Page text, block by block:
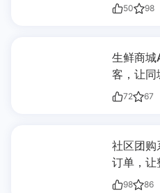
50 98
生鲜商城
客，让同
72 67
社区团购
订单，让
98 86